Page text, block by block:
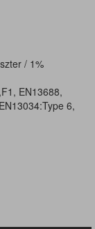
/ 1%
EN13688,
6,